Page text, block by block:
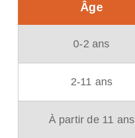
Âge
0-2 ans
2-11 ans
À partir de 11 ans